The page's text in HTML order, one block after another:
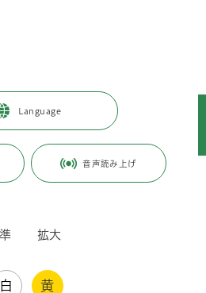
Language
音声読み上げ
拡大
白 黄
> 環境保全 環境教育・学習
環境教育ネットワークパートナー
日付：2026年4月24日 / ページ番号：C097806
自然への愛おしさ、環境保全の意識を
提供します！